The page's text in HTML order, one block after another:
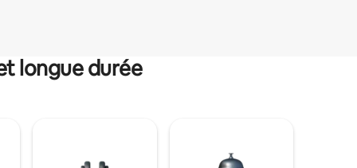
longue durée